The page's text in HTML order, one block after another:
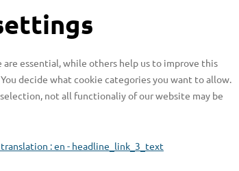
zu
are essential, while others help us to improve this
decide what cookie categories you want to allow.
not all functionaliy of our website may be
: en - headline_link_3_text